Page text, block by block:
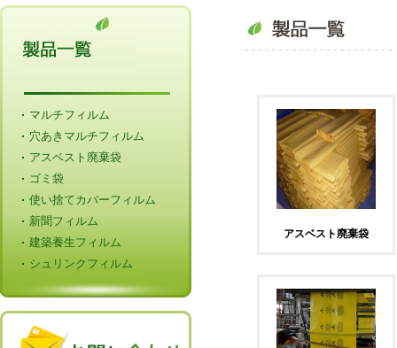
マルチフィルム
穴あきマルチフィルム
アスベスト廃棄袋
ゴミ袋
使い捨てカバーフィルム
新聞フィルム
建築養生フィルム
シュリンクフィルム
アスベスト廃棄袋